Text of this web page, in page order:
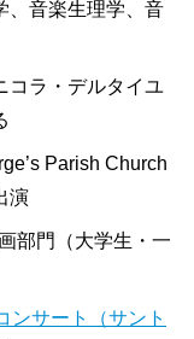
、音楽生理学、音
コラ・デルタイユ
Parish Church
演
門（大学生・一
サート（サント